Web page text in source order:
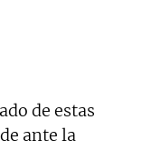
de estas
ante la